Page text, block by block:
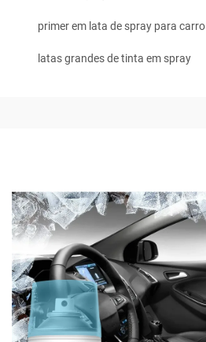
primer em lata de spray para carro
latas grandes de tinta em spray